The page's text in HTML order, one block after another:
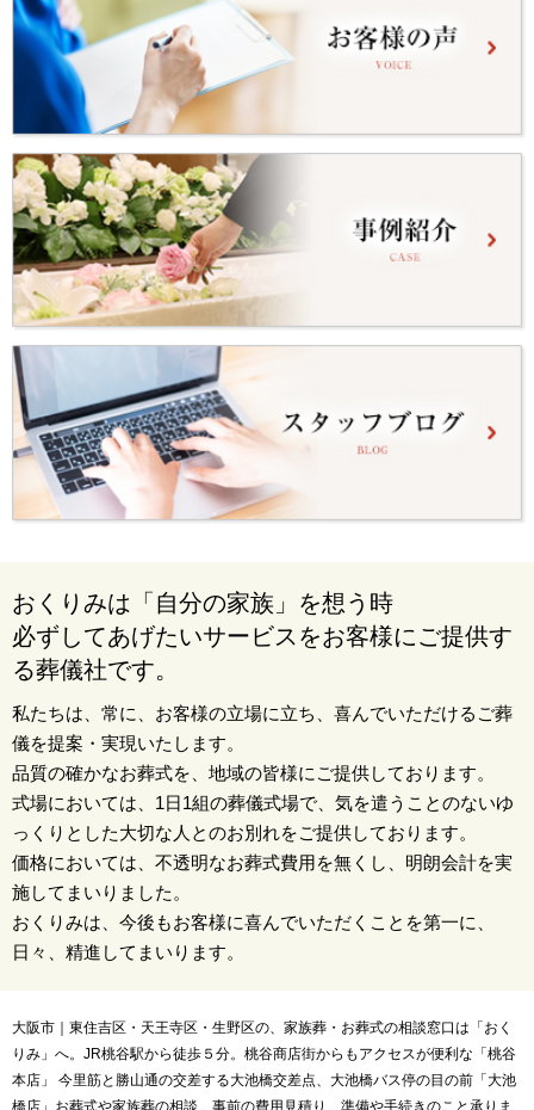
おくりみは「自分の家族」を想う時
必ずしてあげたいサービスをお客様にご提供す
る葬儀社です。
私たちは、常に、お客様の立場に立ち、喜んでいただけるご葬
儀を提案・実現いたします。
品質の確かなお葬式を、地域の皆様にご提供しております。
式場においては、1日1組の葬儀式場で、気を遣うことのないゆ
っくりとした大切な人とのお別れをご提供しております。
価格においては、不透明なお葬式費用を無くし、明朗会計を実
施してまいりました。
おくりみは、今後もお客様に喜んでいただくことを第一に、
日々、精進してまいります。
大阪市｜東住吉区・天王寺区・生野区の、家族葬・お葬式の相談窓口は「おく
りみ」へ。JR桃谷駅から徒歩５分。桃谷商店街からもアクセスが便利な「桃谷
本店」 今里筋と勝山通の交差する大池橋交差点、大池橋バス停の目の前「大池
橋店」お葬式や家族葬の相談、事前の費用見積り、準備や手続きのこと承りま